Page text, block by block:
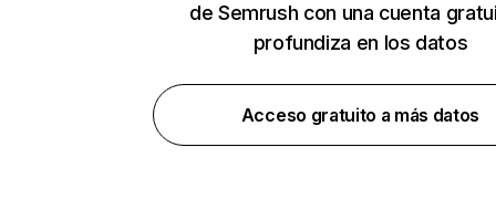
de Semrush con una cuenta
profundiza en los datos
Acceso gratuito a más datos